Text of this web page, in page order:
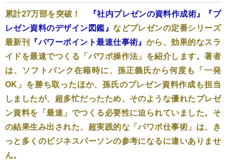
累計27万部を突破！ 『社内プレゼンの資料作成術』
『プ
レゼン資料のデザイン図鑑』などプレゼンの定番シリーズ
最新刊 『パワーポイント最速仕事術』 から、効果的なスラ
イドを最速でつくる「パワポ操作法」を紹介します。著者
は、ソフトバンク在籍時に、孫正義氏から何度も「一発
OK」を勝ち取ったほか、孫氏のプレゼン資料作成も担当
しましたが、超多忙だったため、そのような優れたプレゼ
ン資料を「最速」でつくる必要性に迫られていました。そ
の結果生み出された、超実践的な「パワポ仕事術」は、き
っと多くのビジネスパーソンの参考になるに違いありませ
ん。